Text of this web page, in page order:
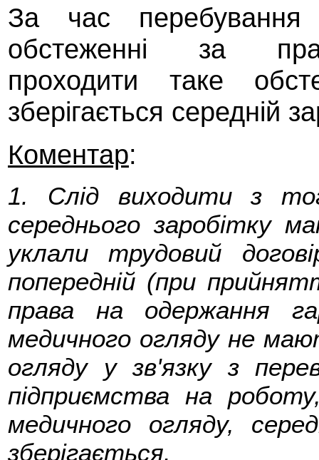
За час
обстеженні за
проходити таке
зберігається середній
Коментар:
1. Слід виходити з
середнього заробітку
уклали трудовий
попередній (при
права на одержання
медичного огляду не
огляду у зв'язку з
підприємства на
медичного огляду,
зберігається.